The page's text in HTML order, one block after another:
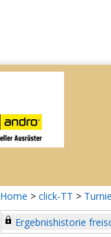
Home > click-TT >
Ergebnishistorie